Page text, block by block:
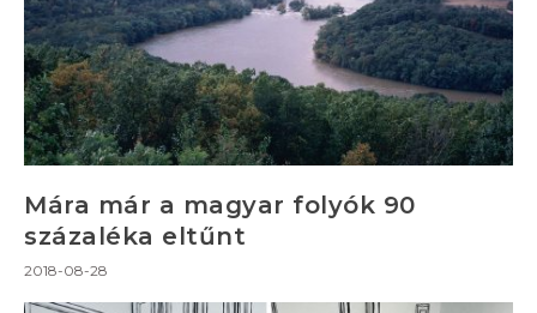
Mára már a magyar folyók 90
százaléka eltűnt
2018-08-28